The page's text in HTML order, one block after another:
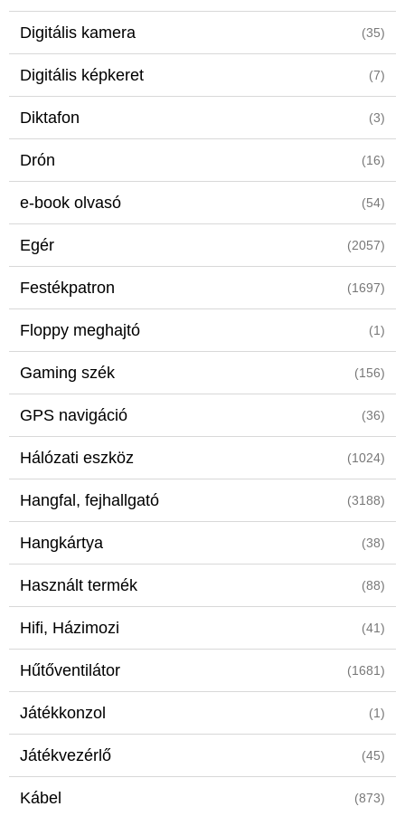
Digitális kamera (35)
Digitális képkeret (7)
Diktafon (3)
Drón (16)
e-book olvasó (54)
Egér (2057)
Festékpatron (1697)
Floppy meghajtó (1)
Gaming szék (156)
GPS navigáció (36)
Hálózati eszköz (1024)
Hangfal, fejhallgató (3188)
Hangkártya (38)
Használt termék (88)
Hifi, Házimozi (41)
Hűtőventilátor (1681)
Játékkonzol (1)
Játékvezérlő (45)
Kábel (873)